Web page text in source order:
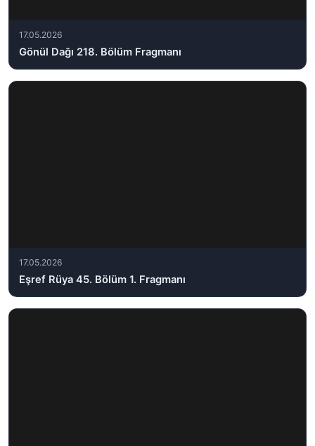
17.05.2026
Gönül Dağı 218. Bölüm Fragmanı
17.05.2026
Eşref Rüya 45. Bölüm 1. Fragmanı